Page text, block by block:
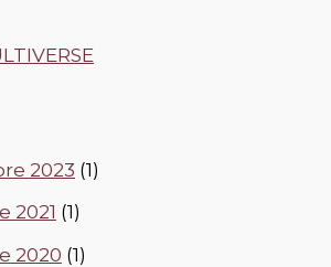
2023 (1)
2021 (1)
2020 (1)